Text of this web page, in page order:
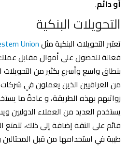
أو دائم.
التحويلات البنكية
تعتبر التحويلات البنكية مثلUnion
فعالة للحصول على أموال مقابل عملك
بنطاق واسع وأسرع بكثير من التحويلات
من العراقيين الذين يعملون في شركات
رواتبهم بهذه الطريقة، و عادةً ما
يستخدم العديد من العملاء الدوليين
قائم على الثقة إضافة إلى ذلك، تتمتع
طيبة في استخدامها من قبل المحتالين